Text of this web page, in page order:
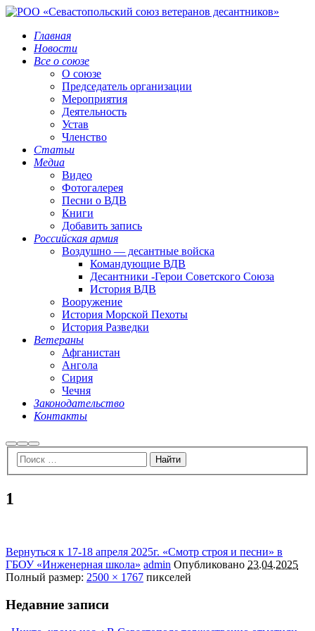
Главная
Новости
Все о союзе
О союзе
Председатель организации
Мероприятия
Деятельность
Устав
Членство
Статьи
Медиа
Видео
Фотогалерея
Песни о ВДВ
Книги
Добавить запись
Российская армия
Воздушно — десантные войска
Командующие ВДВ
Десантники -Герои Советского Союза
История ВДВ
Вооружение
История Морской Пехоты
История Разведки
Ветераны
Афганистан
Ангола
Сирия
Чечня
Законодательство
Контакты
НайтиБольше
информации
Главное
меню
1
Вернуться к 17-18 апреля 2025г. «Смотр строя и песни» в
ГБОУ «Инженерная школа» admin Опубликовано 23.04.2025
Полный размер: 2500 × 1767 пикселей
Недавние записи